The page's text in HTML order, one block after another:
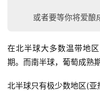
群
营
或者要等你将爱酿
在北半球大多数温带地
期。而南半球，葡萄成熟
北半球只有极少数地区(亚